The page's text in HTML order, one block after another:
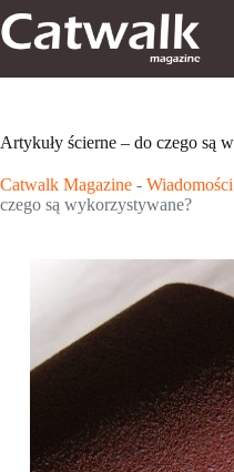
do
treści
Artykuły ścierne – do czego są
Catwalk Magazine - Wiadomości
czego są wykorzystywane?